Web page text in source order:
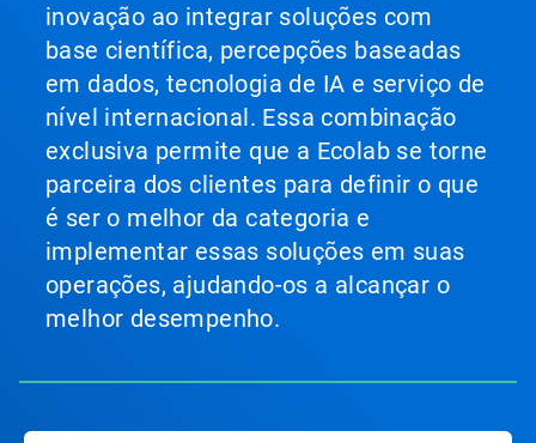
inovação ao integrar soluções com
base científica, percepções baseadas
em dados, tecnologia de IA e serviço de
nível internacional. Essa combinação
exclusiva permite que a Ecolab se torne
parceira dos clientes para definir o que
é ser o melhor da categoria e
implementar essas soluções em suas
operações, ajudando-os a alcançar o
melhor desempenho.